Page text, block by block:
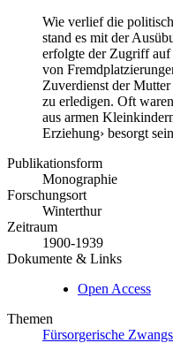
Wie verlief die
stand es mit der
erfolgte der Zugriff auf
von
Zuverdienst der
zu erledigen. Oft
aus armen
Erziehung› besorgt
Publikationsform
Monographie
Forschungsort
Winterthur
Zeitraum
1900-1939
Dokumente & Links
Open Access
Themen
Fürsorgerische